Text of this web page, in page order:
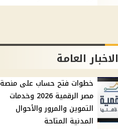
الاخبار العامة
خطوات فتح حساب على منصة
مصر الرقمية 2026 وخدمات
التموين والمرور والأحوال
المدنية المتاحة